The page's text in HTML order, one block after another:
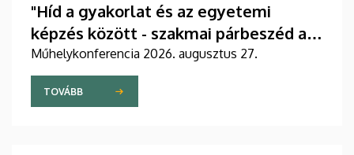
"Híd a gyakorlat és az egyetemi
képzés között - szakmai párbeszéd a
csecsemő és kisgyermeknevelő
képzésben"
Műhelykonferencia 2026. augusztus 27.
TOVÁBB